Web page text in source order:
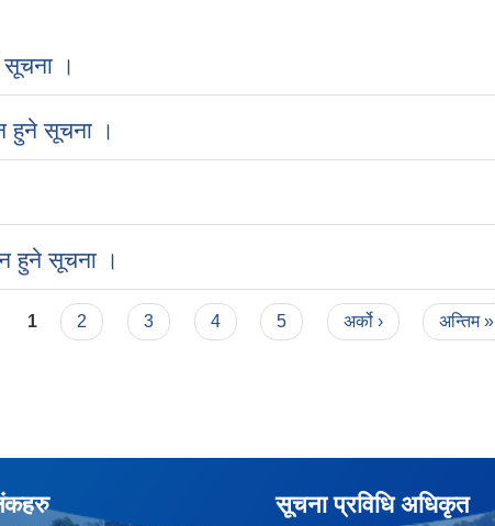
।
हुने सूचना ।
हुने सूचना ।
1 2 3 4 5 अर्को › अन्तिम »
सूचना प्रविधि अधिकृत